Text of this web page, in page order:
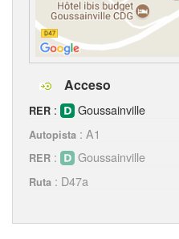
Acceso
RER : Goussainville
Autopista : A1
RER : Goussainville
Ruta : D47a